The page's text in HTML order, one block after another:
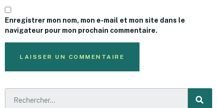
Enregistrer mon nom, mon e-mail et mon site dans le
navigateur pour mon prochain commentaire.